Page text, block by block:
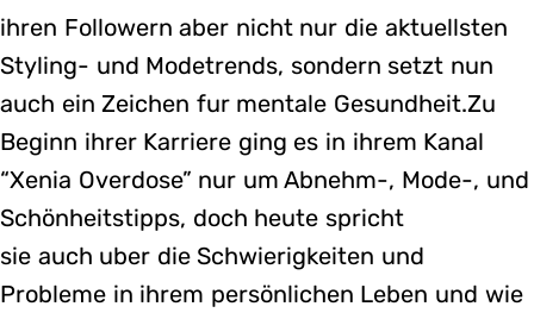
ihren Followern aber nicht nur die aktuellsten
Styling- und Modetrends, sondern setzt nun
auch ein Zeichen fur mentale Gesundheit.Zu
Beginn ihrer Karriere ging es in ihrem Kanal
“Xenia Overdose” nur um Abnehm-, Mode-, und
Schönheitstipps, doch heute spricht
sie auch uber die Schwierigkeiten und
Probleme in ihrem persönlichen Leben und wie